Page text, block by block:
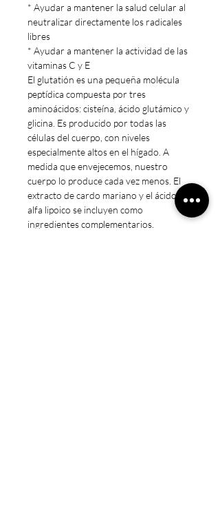
* Ayudar a mantener la salud celular al
neutralizar directamente los radicales
libres
* Ayudar a mantener la actividad de las
vitaminas C y E
El glutatión es una pequeña molécula
peptídica compuesta por tres
aminoácidos: cisteína, ácido glutámico y
glicina. Es producido por todas las
células del cuerpo, con niveles
especialmente altos en el hígado. A
medida que envejecemos, nuestro
cuerpo lo produce cada vez menos. El
extracto de cardo mariano y el ácido
alfa lipoico se incluyen como
ingredientes complementarios.